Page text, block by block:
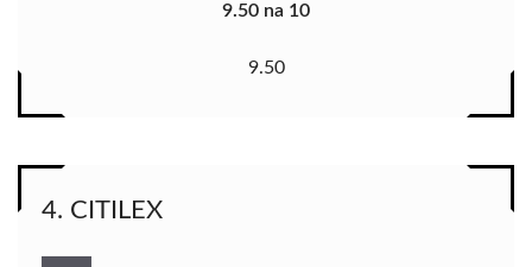
9.50 na 10
9.50
4. CITILEX